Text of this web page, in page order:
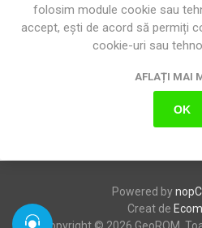
Powered by
Creat de
folosim module cookie sau
accept, ești de acord să permiți
cookie-uri sau
AFLAȚI MAI
OK